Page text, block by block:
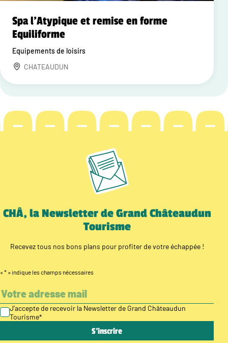
Spa l'Atypique et remise en forme
Equiliforme
Equipements de loisirs
CHATEAUDUN
CHÂ, la Newsletter de Grand Châteaudun
Tourisme
Recevez tous nos bons plans pour profiter de votre échappée !
« * » indique les champs nécessaires
J’accepte de recevoir la Newsletter de Grand Châteaudun
Tourisme*